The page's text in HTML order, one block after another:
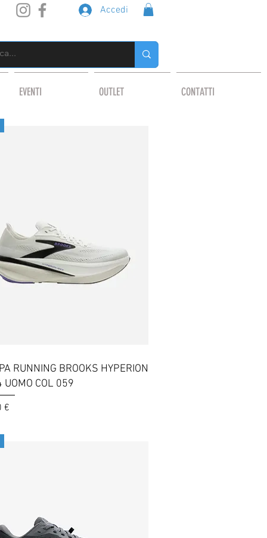
Accedi
EVENTI OUTLET CONTATTI
Vista rapida
RUNNING BROOKS HYPERION
UOMO COL 059
€